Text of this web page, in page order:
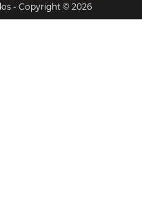
- Copyright © 2026